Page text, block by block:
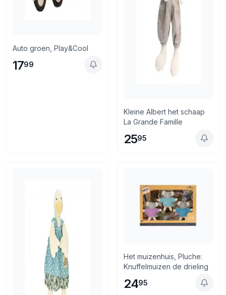
Auto groen, Play&Cool
1799
Kleine Albert het schaap
La Grande Famille
2595
Het muizenhuis, Pluche:
Knuffelmuizen de drieling
2495